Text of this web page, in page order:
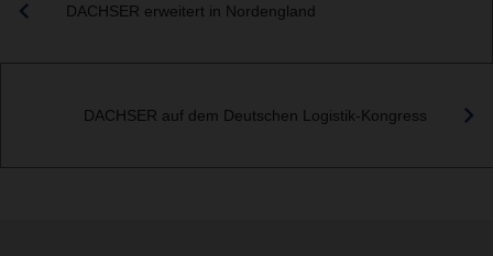
DACHSER erweitert in Nordengland
DACHSER auf dem Deutschen Logistik-Kongress